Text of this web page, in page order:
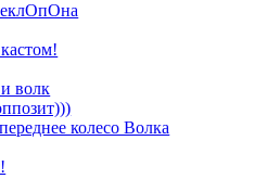
волк
колесо Волка